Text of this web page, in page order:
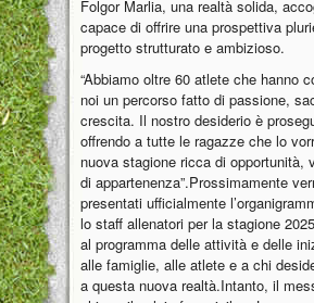
Folgor Marlia, una realtà solida,
capace di offrire una prospettiva
progetto strutturato e ambizioso.
“Abbiamo oltre 60 atlete che hanno
noi un percorso fatto di passione,
crescita. Il nostro desiderio è
offrendo a tutte le ragazze che lo
nuova stagione ricca di opportunità,
di appartenenza”.Prossimamente
presentati ufficialmente
lo staff allenatori per la stagione
al programma delle attività e delle
alle famiglie, alle atlete e a chi
a questa nuova realtà.Intanto, il